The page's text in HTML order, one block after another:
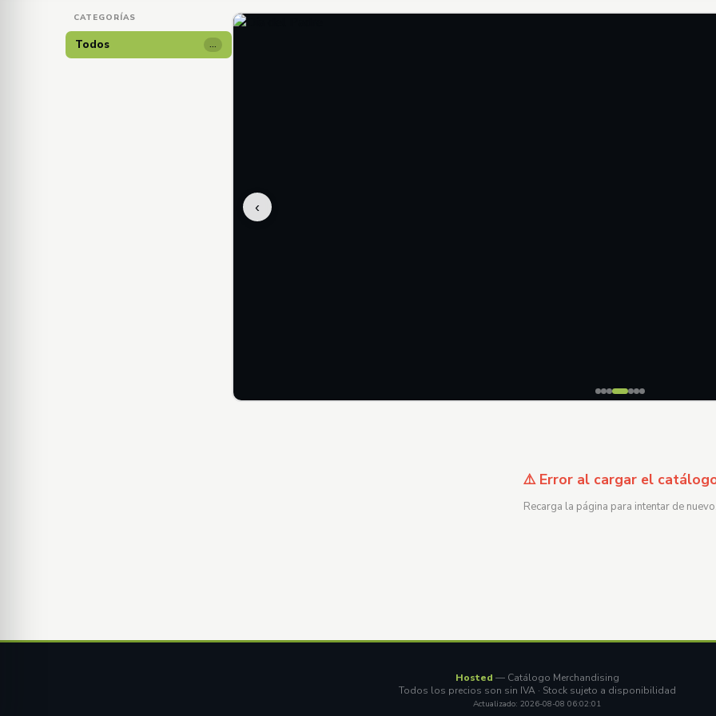
CATEGORÍAS
Todos …
‹
⚠️ Error al cargar el
Recarga la página para intentar de
Hosted — Catálogo Merchandising
Todos los precios son sin IVA · Stock sujeto a disponibilidad
Actualizado: 2026-08-08 06:02:01